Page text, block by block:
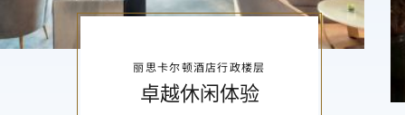
丽思卡尔顿酒店行政楼层
卓越休闲体验